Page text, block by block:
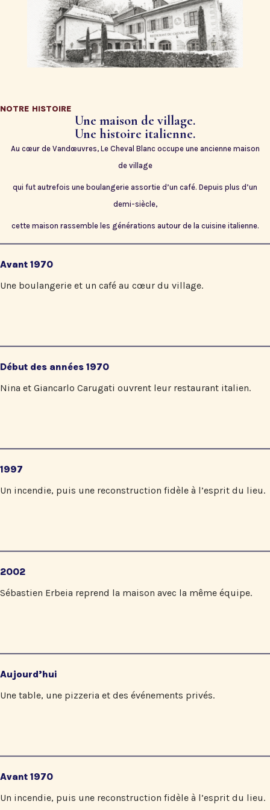
NOTRE HISTOIRE
Une maison de village.
Une histoire italienne.
Au cœur de Vandœuvres, Le Cheval Blanc occupe une ancienne maison
de village
qui fut autrefois une boulangerie assortie d’un café. Depuis plus d’un
demi-siècle,
cette maison rassemble les générations autour de la cuisine italienne.
Avant 1970
Une boulangerie et un café au cœur du village.
Début des années 1970
Nina et Giancarlo Carugati ouvrent leur restaurant italien.
1997
Un incendie, puis une reconstruction fidèle à l’esprit du lieu.
2002
Sébastien Erbeia reprend la maison avec la même équipe.
Aujourd’hui
Une table, une pizzeria et des événements privés.
Avant 1970
Un incendie, puis une reconstruction fidèle à l’esprit du lieu.